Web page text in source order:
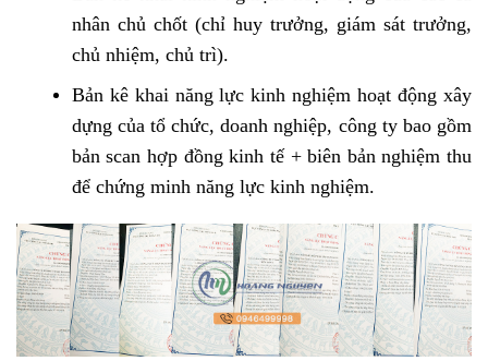
nhân chủ chốt (chỉ huy trưởng, giám sát trưởng,
chủ nhiệm, chủ trì).
Bản kê khai năng lực kinh nghiệm hoạt động xây
dựng của tổ chức, doanh nghiệp, công ty bao gồm
bản scan hợp đồng kinh tế + biên bản nghiệm thu
để chứng minh năng lực kinh nghiệm.